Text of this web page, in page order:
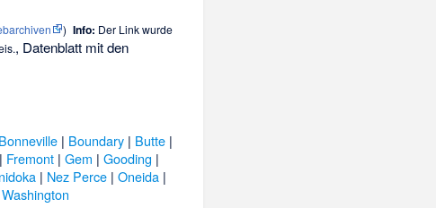
) Info: Der Link wurde
, Datenblatt mit den
Bonneville | Boundary | Butte |
| Fremont |Gem |Gooding |
| Nez Perce| Oneida|
Washington